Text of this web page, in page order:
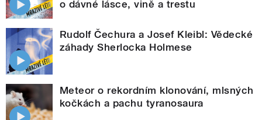
o dávné lásce, vině a trestu
Rudolf Čechura a Josef Kleibl: Vědecké
záhady Sherlocka Holmese
Meteor o rekordním klonování, mlsných
kočkách a pachu tyranosaura